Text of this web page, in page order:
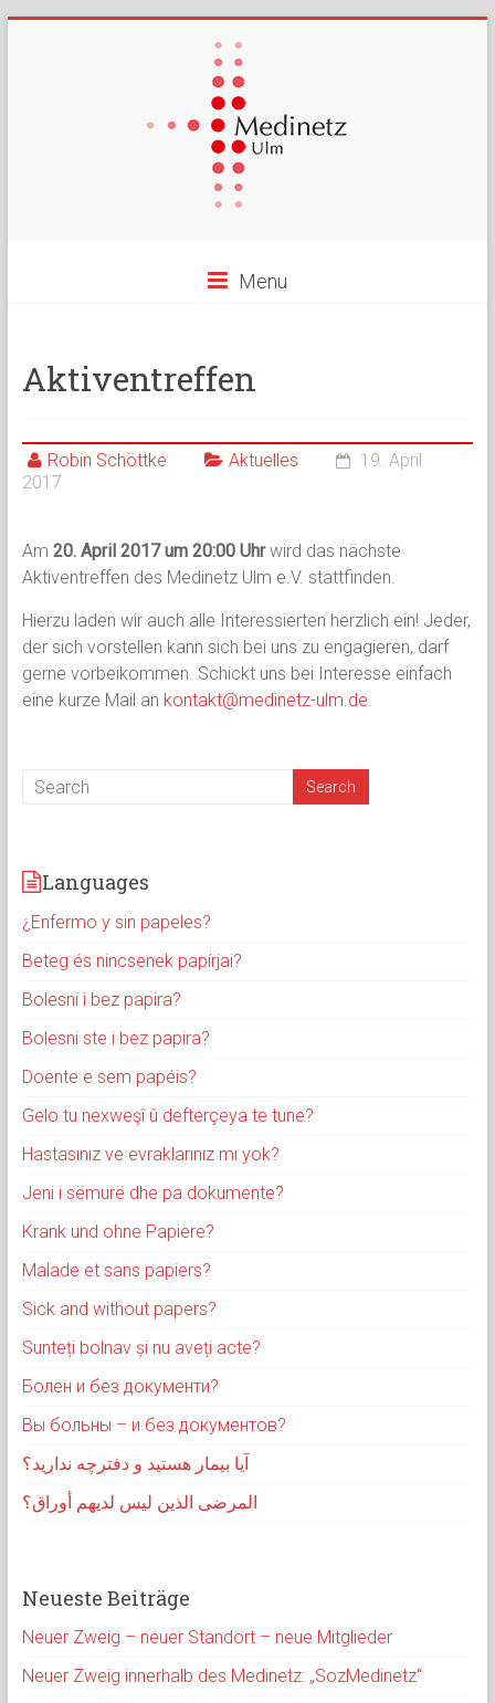
Menu
Aktiventreffen
Robin Schöttke Aktuelles
19. April
2017
Am 20. April 2017 um 20:00 Uhrwird das nächste
Aktiventreffen des Medinetz Ulm e.V. stattfinden.
Hierzu laden wir auch alle Interessierten herzlich ein! Jeder,
der sich vorstellen kann sich bei uns zu engagieren, darf
gerne vorbeikommen. Schickt uns bei Interesse einfach
eine kurze Mail an kontakt@medinetz-ulm.de.
Languages
¿Enfermo y sin papeles?
Beteg és nincsenek papírjai?
Bolesni i bez papira?
Bolesni ste i bez papira?
Doente e sem papéis?
Gelo tu nexweşî û defterçeya te tune?
Hastasınız ve evraklarınız mı yok?
Jeni i sëmurë dhe pa dokumente?
Krank und ohne Papiere?
Malade et sans papiers?
Sick and without papers?
Sunteți bolnav și nu aveți acte?
Болен и без документи?
Вы больны – и без документов?
آیا بیمار هستید و دفترچه ندارید؟
المرضى الذين ليس لديهم أوراق؟
Neueste Beiträge
Neuer Zweig – neuer Standort – neue Mitglieder
Neuer Zweig innerhalb des Medinetz: „SozMedinetz“